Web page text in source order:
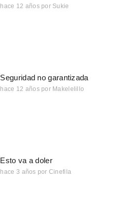
hace 12 años por Sukie
Seguridad no garantizada
hace 12 años por Makelelillo
Esto va a doler
hace 3 años por Cinefila